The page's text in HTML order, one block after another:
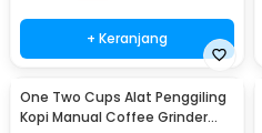
+ Keranjang
One Two Cups Alat Penggiling
Kopi Manual Coffee Grinder